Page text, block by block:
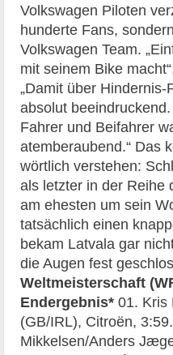
Volkswagen Piloten
hunderte Fans,
Volkswagen Team.
mit seinem Bike
„Damit über
absolut
Fahrer und Beifahrer
atemberaubend.“ Das
wörtlich verstehen:
als letzter in der Reihe
am ehesten um sein
tatsächlich einen
bekam Latvala gar
die Augen fest
Weltmeisterschaft
Endergebnis* 01. Kris
(GB/IRL), Citroën,
Mikkelsen/Anders